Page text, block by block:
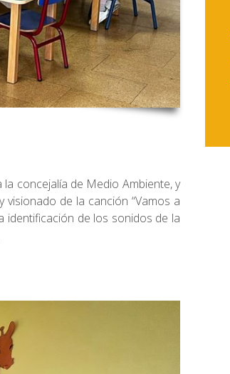
concejalía de Medio Ambiente, y
de la canción “Vamos a
identificación de los sonidos de la